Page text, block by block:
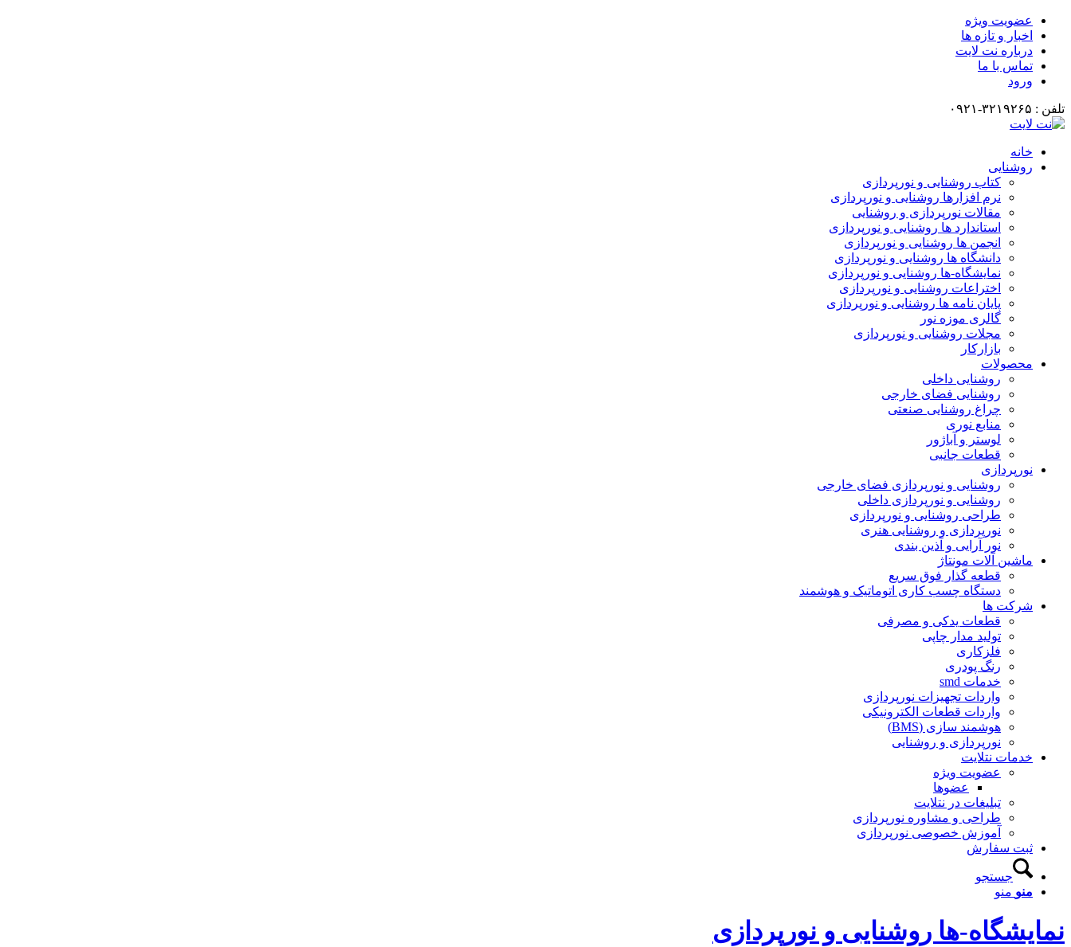
عضویت ویژه
اخبار و تازه ها
درباره نت لایت
تماس با ما
ورود
تلفن : ۳۲۱۹۲۶۵-۰۹۲۱
خانه
روشنایی
کتاب روشنایی و نورپردازی
نرم افزارها روشنایی و نورپردازی
مقالات نورپردازی و روشنایی
استاندارد ها روشنایی و نورپردازی
انجمن ها روشنایی و نورپردازی
دانشگاه ها روشنایی و نورپردازی
نمایشگاه-ها روشنایی و نورپردازی
اختراعات روشنایی و نورپردازی
پایان نامه ها روشنایی و نورپردازی
گالری موزه نور
مجلات روشنایی و نورپردازی
بازارکار
محصولات
روشنایی داخلی
روشنایی فضای خارجی
چراغ روشنایی صنعتی
منابع نوری
لوستر و آباژور
قطعات جانبی
نورپردازی
روشنایی و نورپردازی فضای خارجی
روشنایی و نورپردازی داخلی
طراحی روشنایی و نورپردازی
نورپردازی و روشنایی هنری
نور آرایی و آذین بندی
ماشین آلات مونتاژ
قطعه گذار فوق سریع
دستگاه چسب کاری اتوماتیک و هوشمند
شرکت ها
قطعات یدکی و مصرفی
تولید مدار چاپی
فلزکاری
رنگ پودری
خدمات smd
واردات تجهیزات نورپردازی
واردات قطعات الکترونیکی
هوشمند سازی (BMS)
نورپردازی و روشنایی
خدمات نتلایت
عضویت ویژه
عضوها
تبلیغات در نتلایت
طراحی و مشاوره نورپردازی
آموزش خصوصی نورپردازی
ثبت سفارش
جستجو
منو منو
نمایشگاه-ها روشنایی و نورپردازی